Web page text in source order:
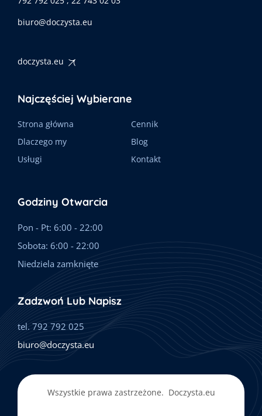
biuro@doczysta.eu
doczysta.eu
Najczęściej Wybierane
Strona główna
Cennik
Dlaczego my
Blog
Usługi
Kontakt
Godziny Otwarcia
Pon - Pt: 6:00 - 22:00
Sobota: 6:00 - 22:00
Niedziela zamknięte
Zadzwoń Lub Napisz
tel. 792 792 025
biuro@doczysta.eu
Wszystkie prawa zastrzeżone. Doczysta.eu